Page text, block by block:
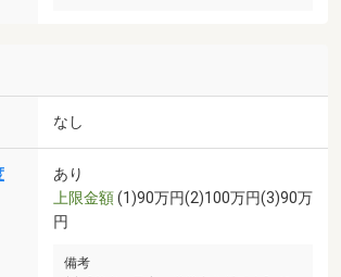
なし
あり
上限金額(1)90万円(2)100万円(3)90万
円
備考